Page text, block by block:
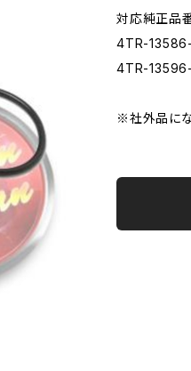
対応純正品
4TR-
4TR-
※社外品にな